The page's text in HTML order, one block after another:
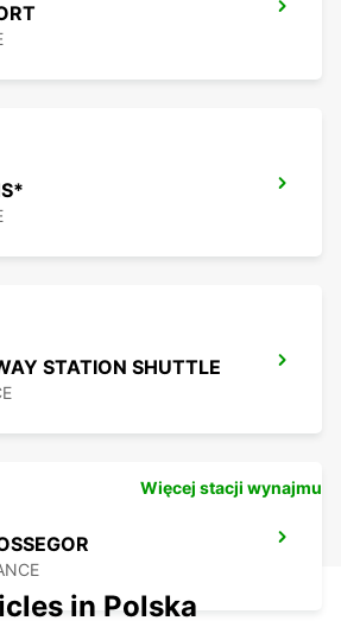
STATION SHUTTLE
Więcej stacji wynajmu
in Polska